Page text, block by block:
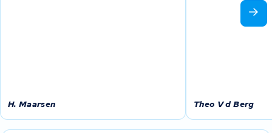
H. Maarsen Theo V d Berg